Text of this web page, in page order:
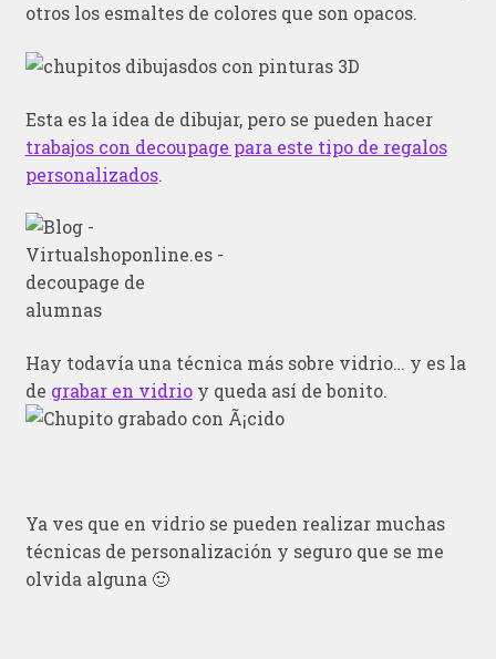
otros los esmaltes de colores que son opacos.
Esta es la idea de dibujar, pero se pueden hacer
trabajos con decoupage para este tipo de regalos
personalizados.
Hay todavía una técnica más sobre vidrio… y es la
de grabar en vidrioy queda así de bonito.
Ya ves que en vidrio se pueden realizar muchas
técnicas de personalización y seguro que se me
olvida alguna 🙂